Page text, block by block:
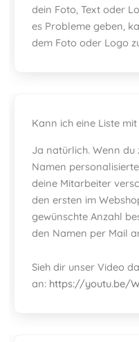
dein Foto, Text oder
es Probleme geben,
dem Foto oder Logo
Kann ich eine Liste
Ja natürlich. Wenn du
Namen
deine Mitarbeiter
den ersten im
gewünschte Anzahl
den Namen per Mail
Sieh dir unser Video
an: https://youtu.be/